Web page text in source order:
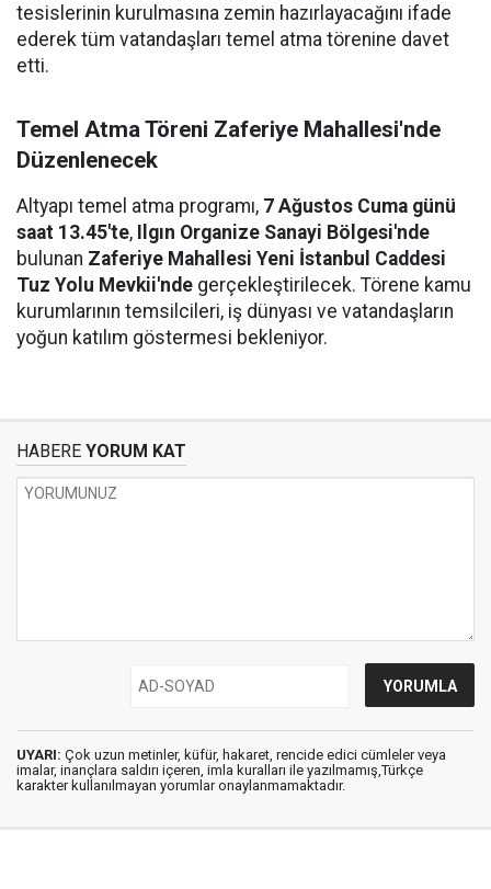
tesislerinin kurulmasına zemin hazırlayacağını ifade
ederek tüm vatandaşları temel atma törenine davet
etti.
Temel Atma Töreni Zaferiye Mahallesi'nde
Düzenlenecek
Altyapı temel atma programı, 7 Ağustos Cuma günü
saat 13.45'te, Ilgın Organize Sanayi Bölgesi'nde
bulunan Zaferiye Mahallesi Yeni İstanbul Caddesi
Tuz Yolu Mevkii'nde gerçekleştirilecek. Törene kamu
kurumlarının temsilcileri, iş dünyası ve vatandaşların
yoğun katılım göstermesi bekleniyor.
HABERE YORUM KAT
UYARI: Çok uzun metinler, küfür, hakaret, rencide edici cümleler veya
imalar, inançlara saldırı içeren, imla kuralları ile yazılmamış,Türkçe
karakter kullanılmayan yorumlar onaylanmamaktadır.